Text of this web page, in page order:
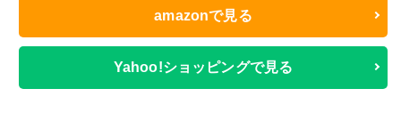
amazonで見る
Yahoo!ショッピングで見る